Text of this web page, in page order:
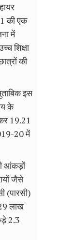
की एक
में
शिक्षा
की
इस
के
19.21
20 में
आंकड़ों
जैसे
(पारसी)
लाख
2.3